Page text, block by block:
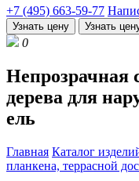
+7 (495) 663-59-77
Узнать цену Узнать
0
Непрозрачная
дерева для
ель
Главная Каталог
планкена, террасной